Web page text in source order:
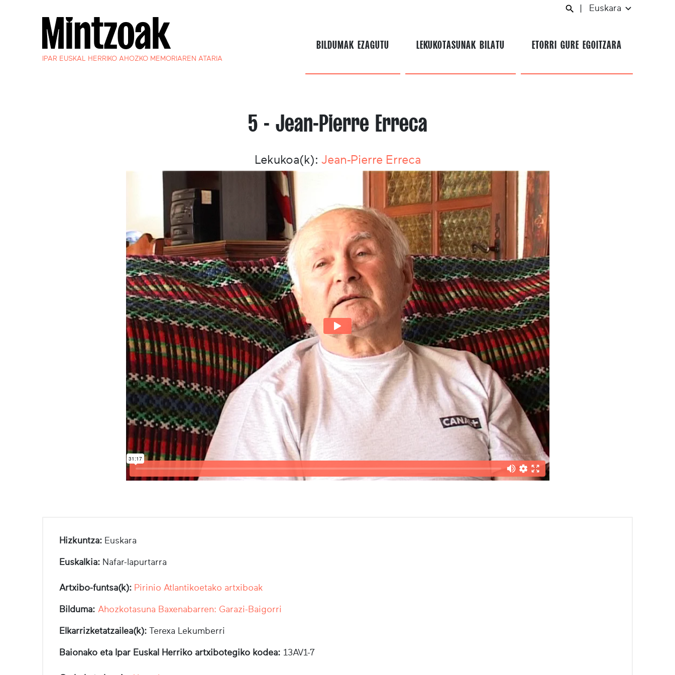
IPAR EUSKAL HERRIKO AHOZKO MEMORIAREN ATARIA
Euskara
BILDUMAK EZAGUTU LEKUKOTASUNAK BILATU ETORRI GURE EGOITZARA
5 - Jean-Pierre Erreca
Lekukoa(k): Jean-Pierre Erreca
Hizkuntza: Euskara
Euskalkia: Nafar-lapurtarra
Artxibo-funtsa(k): Pirinio Atlantikoetako artxiboak
Bilduma: Ahozkotasuna Baxenabarren: Garazi-Baigorri
Elkarrizketatzailea(k): Terexa Lekumberri
Baionako eta Ipar Euskal Herriko artxibotegiko kodea: 13AV1-7